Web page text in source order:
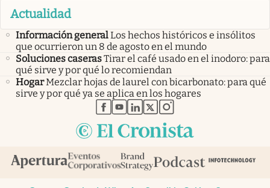
Actualidad
Información generalLos hechos históricos e insólitos
que ocurrieron un 8 de agosto en el mundo
Soluciones caserasTirar el café usado en el inodoro: para
qué sirve y por qué lo recomiendan
HogarMezclar hojas de laurel con bicarbonato: para qué
sirve y por qué ya se aplica en los hogares
abre en nueva pestaña
abre en nueva pestaña
abre en nueva pestaña
abre en nueva pestaña
abre en nueva pestaña